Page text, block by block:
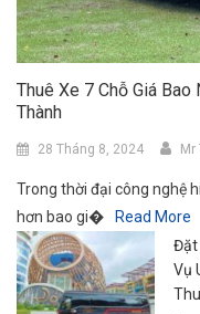
Thuê Xe 7 Chỗ Giá
Thành
28 Tháng 8, 2024 Mr
Trong thời đại công nghệ
hơn bao gi�
Read More
Đặt
Vụ